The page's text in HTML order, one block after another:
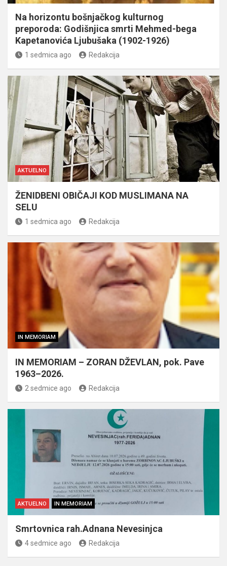
Na horizontu bošnjačkog kulturnog
preporoda: Godišnjica smrti Mehmed-bega
Kapetanovića Ljubušaka (1902-1926)
1 sedmica ago Redakcija
AKTUELNO
ŽENIDBENI OBIČAJI KOD MUSLIMANA NA
SELU
1 sedmica ago Redakcija
IN MEMORIAM
IN MEMORIAM – ZORAN DŽEVLAN, pok. Pave
1963–2026.
2 sedmice ago Redakcija
AKTUELNO IN MEMORIAM
Smrtovnica rah.Adnana Nevesinjca
4 sedmice ago Redakcija